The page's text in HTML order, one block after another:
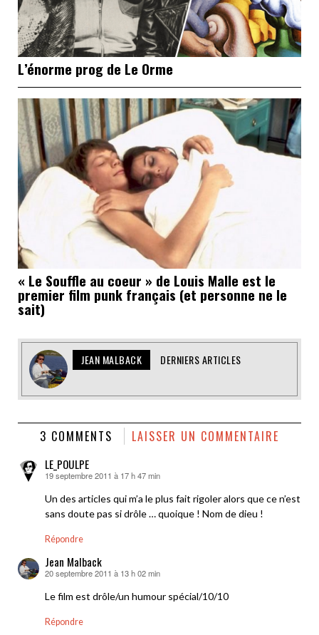
L’énorme prog de Le Orme
« Le Souffle au coeur » de Louis Malle est le
premier film punk français (et personne ne le
sait)
JEAN MALBACK DERNIERS ARTICLES
3 COMMENTS LAISSER UN COMMENTAIRE
LE_POULPE
dit :
19 septembre 2011 à 17 h 47 min
Un des articles qui m’a le plus fait rigoler alors que ce n’est
sans doute pas si drôle … quoique ! Nom de dieu !
Répondre
Jean Malback
dit :
20 septembre 2011 à 13 h 02 min
Le film est drôle/un humour spécial/10/10
Répondre